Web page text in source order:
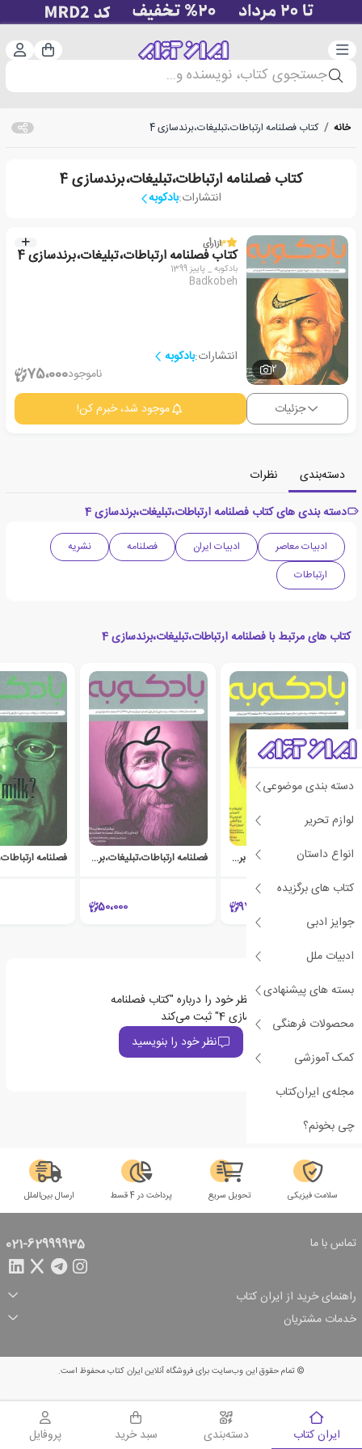
دسته‌بندی سبد
جستجوی کتاب، نویسنده و...
دسته بندی موضوعی
لوازم تحریر
انواع داستان
کتاب های برگزیده
جوایز ادبی
ادبیات ملل
بسته های پیشنهادی
محصولات فرهنگی
کمک آموزشی
مجله‌ی ایران‌کتاب
چی بخونم؟
خانه / کتاب فصلنامه ارتباطات،تبلیغات،برندسازی 4
کتاب فصلنامه ارتباطات،تبلیغات،برندسازی 4
انتشارات:بادکوبه
2
3از1رأی
کتاب فصلنامه ارتباطات،تبلیغات،برندسازی 4
بادکوبه _ پاییز 1399
Badkobeh
انتشارات:بادکوبه
ناموجود75،000
جزئیات موجود شد، خبرم کن!
دسته‌بندی
نظرات
دسته بندی های کتاب فصلنامه ارتباطات،تبلیغات،برندسازی 4
ادبیات معاصر ادبیات ایران فصلنامه
نشریه
ارتباطات
کتاب های مرتبط با فصلنامه ارتباطات،تبلیغات،برندسازی 4
فصلنامه ارتباطات،تبلیغات،برندسازی 8
97،000
فصلنامه ارتباطات،تبلیغات،برندسازی 2
50،000
اولین نفری باشید که نظر خود را درباره "کتاب فصلنامه
ارتباطات،تبلیغات،برندسازی 4" ثبت می‌کند
نظر خود را بنویسید
سلامت فیزیکی تحویل سریع پرداخت در 4 قسط ارسال بین‌الملل
تماس با ما 021-62999935
راهنمای خرید از ایران کتاب
ثبت سفارش
شرایط ارسال سفارش
شیوه پرداخت
تخفیف‌های خرید
خدمات مشتریان
© تمام حقوق این وب‌سایت برای فروشگاه آنلاین ایران کتاب محفوظ است.
ایران کتاب دسته‌بندی
سبد خرید
سبد خرید پروفایل